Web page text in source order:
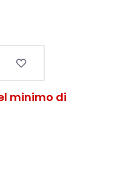
minimo di